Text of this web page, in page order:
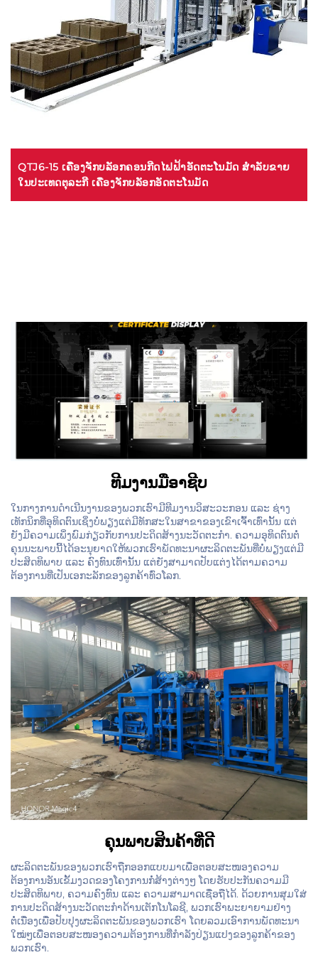
QTJ6-15 ເຄື່ອງຈັກບລັອກຄອນກີດໄຟຟ້າອັດຕະໂນມັດ ສໍາລັບຂາຍ
ໃນປະເທດຕຸລະກີ ເຄື່ອງຈັກບລັອກອັດຕະໂນມັດ
ທີມງານມືອາຊີບ
ໃນກາງການດຳເນີນງານຂອງພວກເຮົາມີທີມງານວິສະວະກອນ ແລະ ຊ່າງ
ເທັກນິກທີ່ອຸທິດຕົນເຊິ່ງບໍ່ພຽງແຕ່ມີທັກສະໃນສາຂາຂອງເຂົາເຈົ້າເທົ່ານັ້ນ ແຕ່
ຍັງມີຄວາມເພິ່ງພົມກ່ຽວກັບການປະດິດສ້າງນະວັດຕະກຳ. ຄວາມອຸທິດຕົນຕໍ່
ຄຸນນະພາບນີ້ໄດ້ອະນຸຍາດໃຫ້ພວກເຮົາພັດທະນາຜະລິດຕະພັນທີ່ບໍ່ພຽງແຕ່ມີ
ປະສິດທິພາບ ແລະ ຄົງທົນເທົ່ານັ້ນ ແຕ່ຍັງສາມາດປັບແຕ່ງໄດ້ຕາມຄວາມ
ຕ້ອງການທີ່ເປັນເອກະລັກຂອງລູກຄ້າທົ່ວໂລກ.
ຄຸນພາບສິນຄ້າທີ່ດີ
ຜະລິດຕະພັນຂອງພວກເຮົາຖືກອອກແບບມາເພື່ອຕອບສະໜອງຄວາມ
ຕ້ອງການອັນເຂັ້ມງວດຂອງໂຄງການກໍ່ສ້າງຕ່າງໆ ໂດຍຮັບປະກັນຄວາມມີ
ປະສິດທິພາບ, ຄວາມຄົງທົນ ແລະ ຄວາມສາມາດເຊື່ອຖືໄດ້. ດ້ວຍການສຸມໃສ່
ການປະດິດສ້າງນະວັດຕະກຳດ້ານເຕັກໂນໂລຊີ, ພວກເຮົາພະຍາຍາມຢ່າງ
ຕໍ່ເນື່ອງເພື່ອປັບປຸງຜະລິດຕະພັນຂອງພວກເຮົາ ໂດຍລວມເອົາການພັດທະນາ
ໃໝ່ໆເພື່ອຕອບສະໜອງຄວາມຕ້ອງການທີ່ກຳລັງປ່ຽນແປງຂອງລູກຄ້າຂອງ
ພວກເຮົາ.